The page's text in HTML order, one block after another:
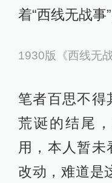
的，影片里的
新版《西线无
小说里多次提
代的集合体：
平等。也正因